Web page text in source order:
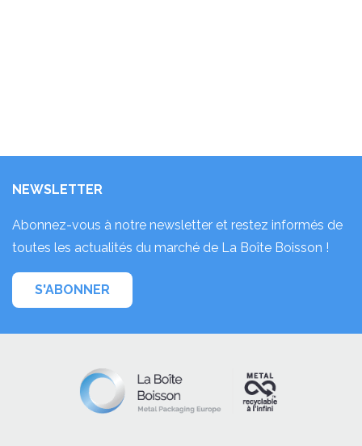
NEWSLETTER
Abonnez-vous à notre newsletter et restez informés de
toutes les actualités du marché de La Boîte Boisson !
S'ABONNER